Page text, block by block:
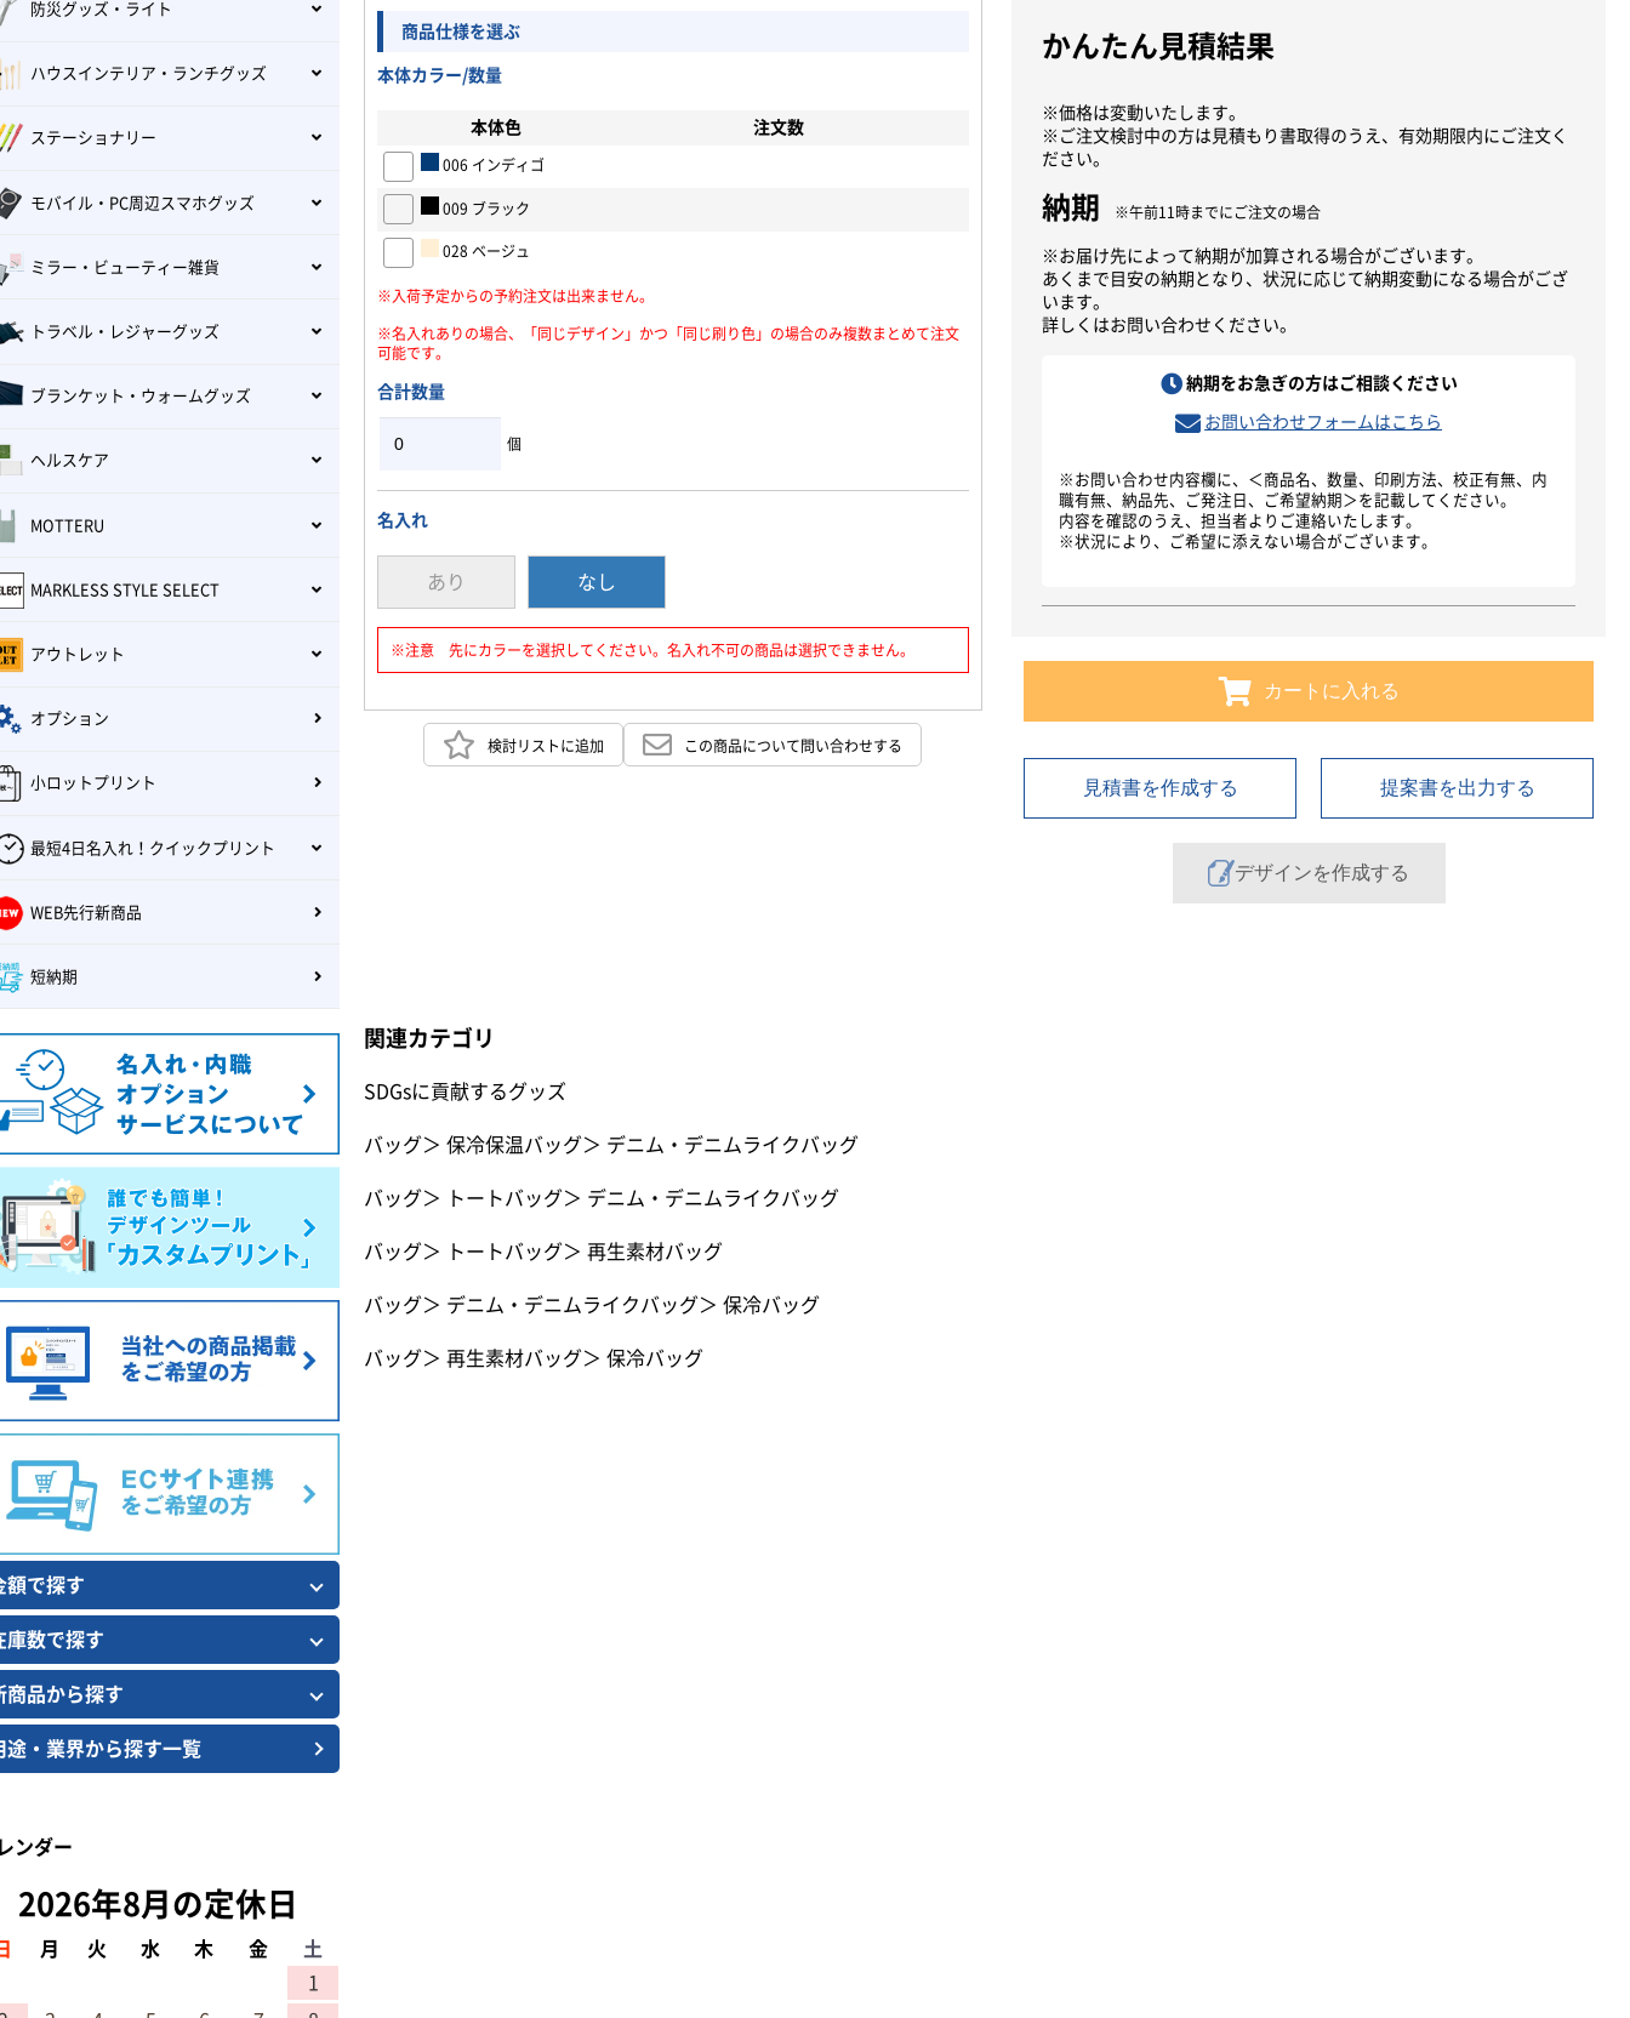
商品仕様を選ぶ
本体カラー/数量
本体色 注文数
006 インディゴ
009 ブラック
028 ベージュ
※入荷予定からの予約注文は出来ません。
※名入れありの場合、「同じデザイン」かつ「同じ刷り色」の場合のみ複数まとめて注文
可能です。
合計数量
個
名入れ
あり なし
※注意 先にカラーを選択してください。名入れ不可の商品は選択できません。
検討リストに追加 この商品について問い合わせする
かんたん見積結果
※価格は変動いたします。
※ご注文検討中の方は見積もり書取得のうえ、有効期限内にご注文く
ださい。
納期 ※午前11時までにご注文の場合
※お届け先によって納期が加算される場合がございます。
あくまで目安の納期となり、状況に応じて納期変動になる場合がござ
います。
詳しくはお問い合わせください。
納期をお急ぎの方はご相談ください
お問い合わせフォームはこちら
※お問い合わせ内容欄に、＜商品名、数量、印刷方法、校正有無、内
職有無、納品先、ご発注日、ご希望納期＞を記載してください。
内容を確認のうえ、担当者よりご連絡いたします。
※状況により、ご希望に添えない場合がございます。
カートに入れる
見積書を作成する 提案書を出力する
デザインを作成する
関連カテゴリ
SDGsに貢献するグッズ
バッグ＞ 保冷保温バッグ＞ デニム・デニムライクバッグ
バッグ＞ トートバッグ＞ デニム・デニムライクバッグ
バッグ＞ トートバッグ＞ 再生素材バッグ
バッグ＞ デニム・デニムライクバッグ＞ 保冷バッグ
バッグ＞ 再生素材バッグ＞ 保冷バッグ
防災グッズ・ライト
ハウスインテリア・ランチグッズ
ステーショナリー
モバイル・PC周辺スマホグッズ
ミラー・ビューティー雑貨
トラベル・レジャーグッズ
ブランケット・ウォームグッズ
ヘルスケア
MOTTERU
MARKLESS STYLE SELECT
アウトレット
オプション
小ロットプリント
最短4日名入れ！クイックプリント
WEB先行新商品
短納期
額で探す
庫数で探す
商品から探す
途・業界から探す一覧
ンダー
2026年8月の定休日
月 火 水 木 金
土
1